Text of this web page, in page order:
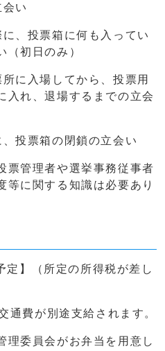
会い
に、投票箱に何も入ってい
（初日のみ）
に入場してから、投票用
入れ、退場するまでの立会
、投票箱の閉鎖の立会い
管理者や選挙事務従事者
等に関する知識は必要あり
】（所定の所得税が差し
費が別途支給されます。
委員会がお弁当を用意し